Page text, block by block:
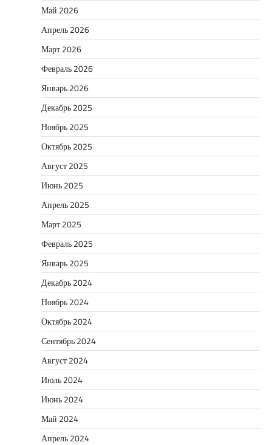
Май 2026
Апрель 2026
Март 2026
Февраль 2026
Январь 2026
Декабрь 2025
Ноябрь 2025
Октябрь 2025
Август 2025
Июнь 2025
Апрель 2025
Март 2025
Февраль 2025
Январь 2025
Декабрь 2024
Ноябрь 2024
Октябрь 2024
Сентябрь 2024
Август 2024
Июль 2024
Июнь 2024
Май 2024
Апрель 2024